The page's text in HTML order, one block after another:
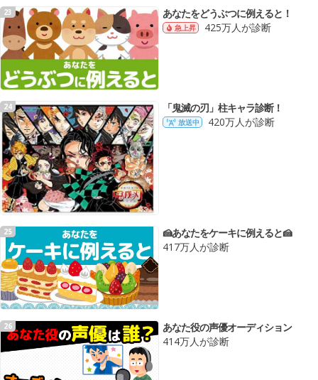
23 あなたをどうぶつに例えると！
急上昇 425万人が診断
24 「鬼滅の刃」柱キャラ診断！
放送中 420万人が診断
25
🍰あなたをケーキに例えると🍰
417万人が診断
26
あなた役の声優オーディション
414万人が診断